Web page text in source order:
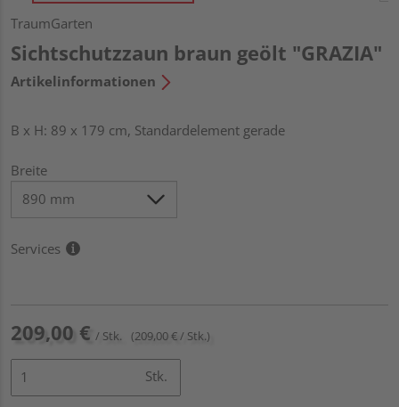
TraumGarten
Sichtschutzzaun braun geölt "GRAZIA"
Artikelinformationen
B x H: 89 x 179 cm, Standardelement gerade
Breite
Services
209,00 € / Stk. (209,00 € / Stk.)
Stk.